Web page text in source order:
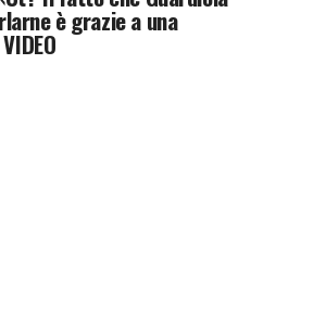
è grazie a una